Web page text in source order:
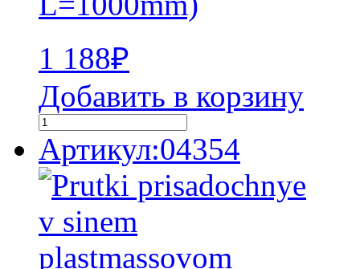
1 188₽
Добавить в корзину
Артикул:04354